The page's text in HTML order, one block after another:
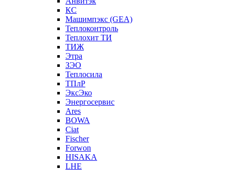
КС
Машимпэкс (GEA)
Теплоконтроль
Теплохит ТИ
ТИЖ
Этра
ЗЭО
Теплосила
ТПлР
ЭксЭко
Энергосервис
Ares
BOWA
Ciat
Fischer
Forwon
HISAKA
LHE